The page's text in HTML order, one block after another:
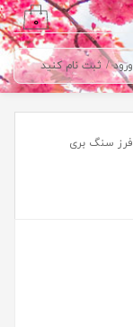
ورود / ثبت نام کنید
۰
فرز سنگ بری